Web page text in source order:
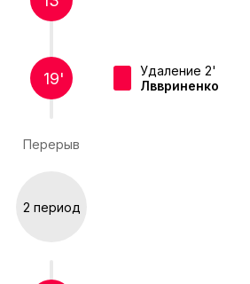
19'
Удаление 2'
Лввриненко
Перерыв
2 период